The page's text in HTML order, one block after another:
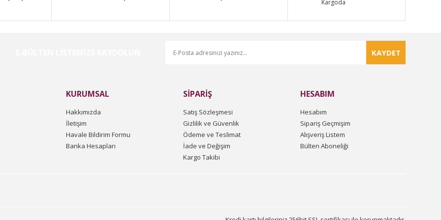
Kargoda
KAYDET
KURUMSAL
Hakkımızda
İletişim
Havale Bildirim Formu
Banka Hesapları
SİPARİŞ
Satış Sözleşmesi
Gizlilik ve Güvenlik
Ödeme ve Teslimat
İade ve Değişim
Kargo Takibi
HESABIM
Hesabım
Sipariş Geçmişim
Alışveriş Listem
Bülten Aboneliği